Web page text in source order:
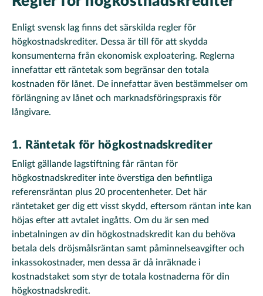
Enligt svensk lag finns det särskilda regler för
högkostnadskrediter. Dessa är till för att skydda
konsumenterna från ekonomisk exploatering. Reglerna
innefattar ett räntetak som begränsar den totala
kostnaden för lånet. De innefattar även bestämmelser om
förlängning av lånet och marknadsföringspraxis för
långivare.
1. Räntetak för högkostnadskrediter
Enligt gällande lagstiftning får räntan för
högkostnadskrediter inte överstiga den befintliga
referensräntan plus 20 procentenheter. Det här
räntetaket ger dig ett visst skydd, eftersom räntan inte kan
höjas efter att avtalet ingåtts. Om du är sen med
inbetalningen av din högkostnadskredit kan du behöva
betala dels dröjsmålsräntan samt påminnelseavgifter och
inkassokostnader, men dessa är då inräknade i
kostnadstaket som styr de totala kostnaderna för din
högkostnadskredit.